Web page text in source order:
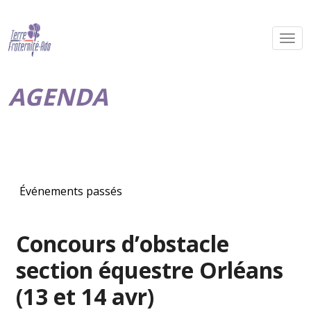
AGENDA
Événements passés
Concours d’obstacle
section équestre Orléans
(13 et 14 avr)